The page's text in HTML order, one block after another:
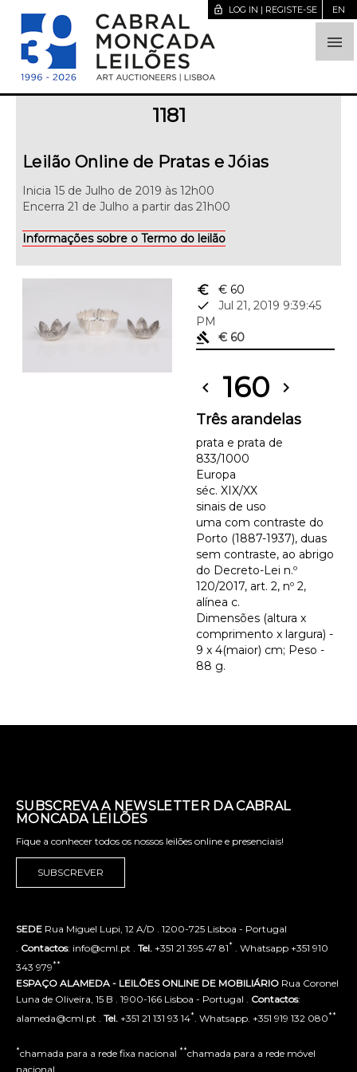

lock_open LOG IN | REGISTE-SE EN
1181
Leilão Online de Pratas e Jóias
Inicia 15 de Julho de 2019 às 12h00
Encerra 21 de Julho a partir das 21h00
Informações sobre o Termo do leilão
euro_symbol
€ 60
done
Jul 21, 2019 9:39:45
PM
gavel
€ 60
chevron_left 160 chevron_right
Três arandelas
prata e prata de
833/1000
Europa
séc. XIX/XX
sinais de uso
uma com contraste do
Porto (1887-1937), duas
sem contraste, ao abrigo
do Decreto-Lei n.º
120/2017, art. 2, nº 2,
alínea c.
Dimensões (altura x
comprimento x largura) -
9 x 4(maior) cm; Peso -
88 g.
SUBSCREVA A NEWSLETTER DA CABRAL
MONCADA LEILÕES
Fique a conhecer todos os nossos leilões online e presenciais!
SUBSCREVER
SEDE Rua Miguel Lupi, 12 A/D . 1200-725 Lisboa - Portugal
Contactos: info@cml.pt . Tel. +351 21 395 47 81* . Whatsapp +351 910
343 979**
ESPAÇO ALAMEDA - LEILÕES ONLINE DE MOBILIÁRIO Rua Coronel
Luna de Oliveira, 15 B . 1900-166 Lisboa - Portugal . Contactos:
alameda@cml.pt . Tel. +351 21 131 93 14* . Whatsapp. +351 919 132 080**
*chamada para a rede fixa nacional **chamada para a rede móvel
nacional